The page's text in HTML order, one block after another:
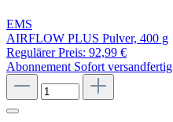
EMS
AIRFLOW PLUS Pulver, 400 g
Regulärer Preis: 92,99 €
Abonnement Sofort versandfertig